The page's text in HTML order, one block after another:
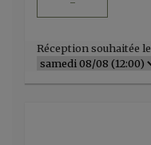
Réception souhaitée le